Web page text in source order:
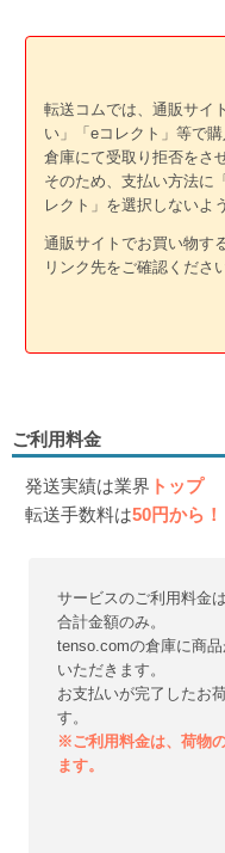
転送コムでは、通販サイ
い」「eコレクト」等で
倉庫にて受取り拒否をさ
そのため、支払い方法に
レクト」を選択しないよ
通販サイトでお買い物す
リンク先をご確認ください
ご利用料金
発送実績は業界 トップ
転送手数料は50円から！
サービスのご利用料金
合計金額のみ。
tenso.comの倉庫に商
いただきます。
お支払いが完了したお
す。
※ご利用料金は、荷物
ます。